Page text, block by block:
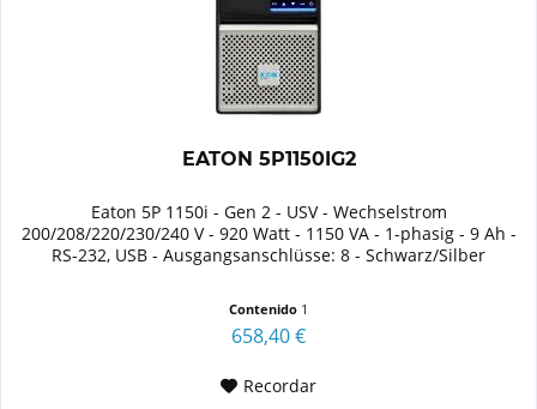
EATON 5P1150IG2
Eaton 5P 1150i - Gen 2 - USV - Wechselstrom
200/208/220/230/240 V - 920 Watt - 1150 VA - 1-phasig - 9 Ah -
RS-232, USB - Ausgangsanschlüsse: 8 - Schwarz/Silber
Contenido 1
658,40 €
Recordar